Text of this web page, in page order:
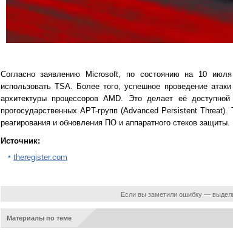
Согласно заявлению Microsoft, по состоянию на 10 июля
использовать TSA. Более того, успешное проведение
архитектуры процессоров AMD. Это делает её
прогосударственных APT-групп (Advanced Persistent
реагирования и обновления ПО и аппаратного стеков защиты.
Источник:
theregister.com
Если вы заметили ошибку —
Материалы по теме